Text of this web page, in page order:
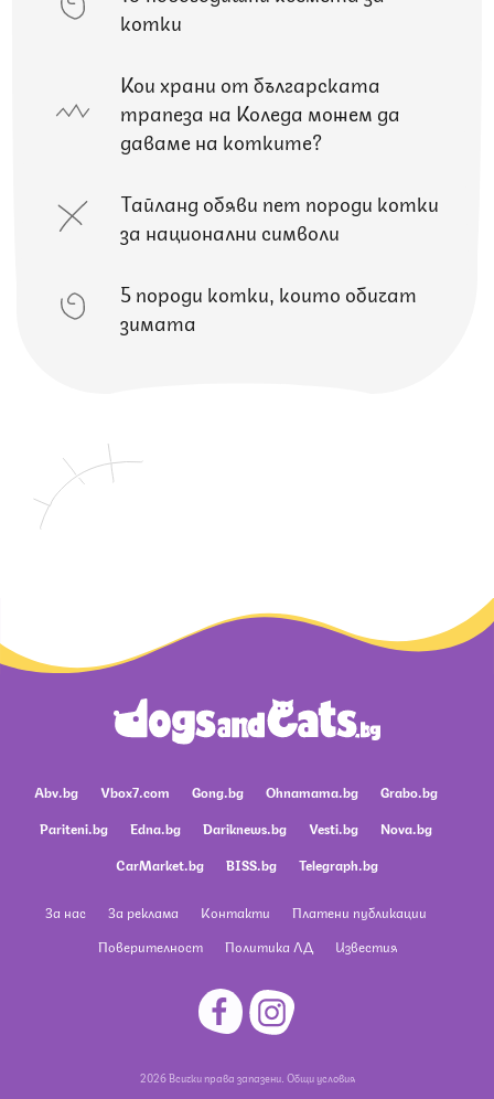
котки
Кои храни от българската
трапеза на Коледа можем да
даваме на котките?
Тайланд обяви пет породи котки
за национални символи
5 породи котки, които обичат
зимата
Abv.bg Vbox7.com Gong.bg Ohnamama.bg
Grabo.bg
Pariteni.bg
Edna.bg Dariknews.bg Vesti.bg
Nova.bg
CarMarket.bg
BISS.bg Telegraph.bg
За нас За реклама Контакти
Платени публикации
Поверителност
Политика ЛД Известия
2026 Всички права запазени. Общи условия